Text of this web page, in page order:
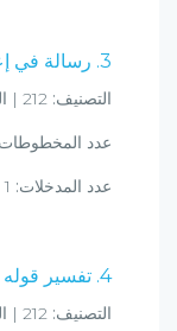
3. رسالة في إعجاز سورة الكوثر
التصنيف:
عدد
عدد المدخلات:
4. تفسير قوله تعالى ."والذين اتخذوا مسجدا ضرارا".
التصنيف: